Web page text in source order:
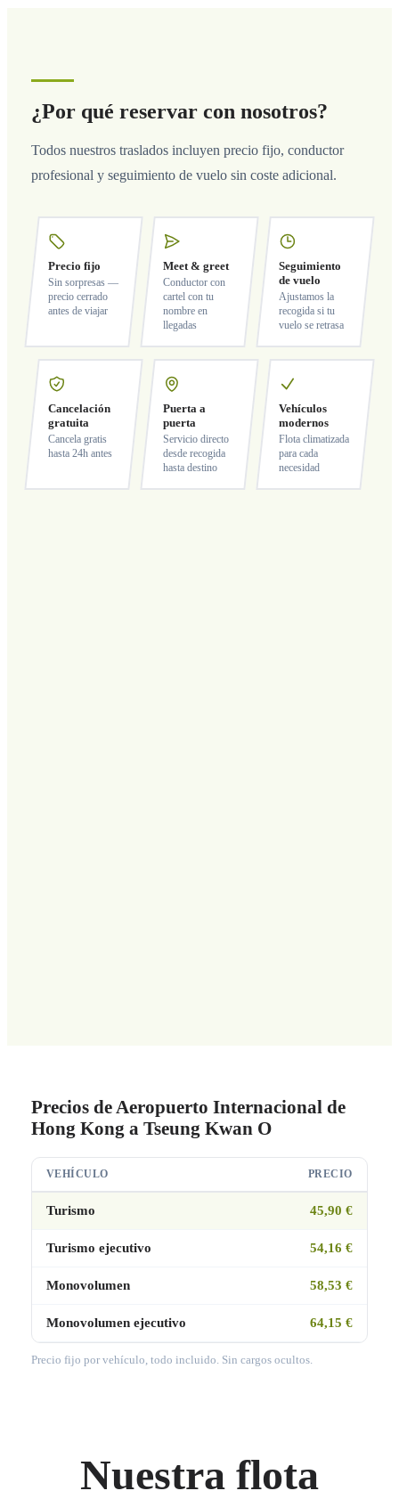
¿Por qué reservar con nosotros?
Todos nuestros traslados incluyen precio fijo, conductor
profesional y seguimiento de vuelo sin coste adicional.
Precio fijo
Sin sorpresas —
precio cerrado
antes de viajar
Meet & greet
Conductor con
cartel con tu
nombre en
llegadas
Seguimiento
de vuelo
Ajustamos la
recogida si tu
vuelo se retrasa
Cancelación
gratuita
Cancela gratis
hasta 24h antes
Puerta a
puerta
Servicio directo
desde recogida
hasta destino
Vehículos
modernos
Flota climatizada
para cada
necesidad
Precios de Aeropuerto Internacional de
Hong Kong a Tseung Kwan O
VEHÍCULO PRECIO
Turismo 45,90 €
Turismo ejecutivo 54,16 €
Monovolumen 58,53 €
Monovolumen ejecutivo 64,15 €
Precio fijo por vehículo, todo incluido. Sin cargos ocultos.
Nuestra flota